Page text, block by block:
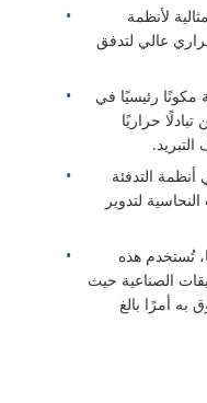
لأنظمة
عالي لتدفق
مكونًا رئيسيًا في
حراريًا
أنظمة التدفئة
لتدوير
تُستخدم هذه
الصناعية حيث
به أمرًا بالغ